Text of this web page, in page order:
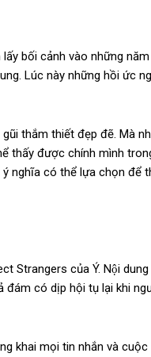
bối cảnh vào những
Lúc này những hồi ức
thắm thiết đẹp đẽ. Mà
thấy được chính mình
ý nghĩa có thể lựa chọn để
Strangers của Ý. Nội
đám có dịp hội tụ lại khi
khai mọi tin nhắn và cuộc